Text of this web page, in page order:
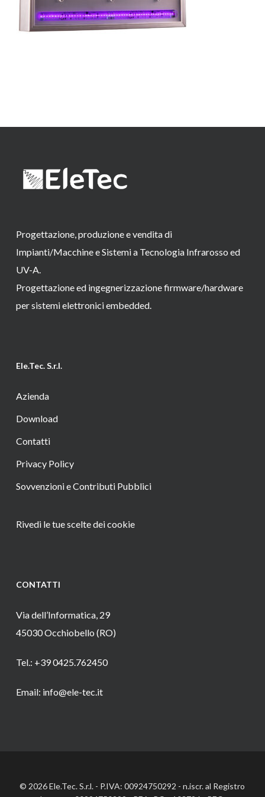
Progettazione, produzione e vendita di
Impianti/Macchine e Sistemi a Tecnologia Infrarosso ed
UV-A.
Progettazione ed ingegnerizzazione firmware/hardware
per sistemi elettronici embedded.
Ele.Tec. S.r.l.
Azienda
Download
Contatti
Privacy Policy
Sovvenzioni e Contributi Pubblici
Rivedi le tue scelte dei cookie
CONTATTI
Via dell’Informatica, 29
45030 Occhiobello (RO)
Tel.: +39 0425.762450
Email: info@ele-tec.it
© 2026 Ele.Tec. S.r.l. - P.IVA: 00924750292 - n.iscr. al Registro